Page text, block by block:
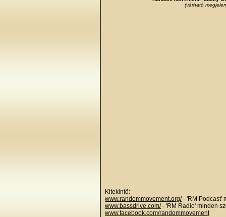
(várható
Kitekintõ:
www.randommovement.org/- 'RM Podcast'
www.bassdrive.com/- 'RM Radio' minden
www.facebook.com/randommovement